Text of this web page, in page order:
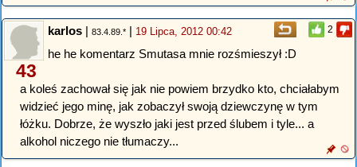
2
43
karlos | 83.4.89.* | 19 Lipca, 2012 00:42
he he komentarz Smutasa mnie rozśmieszył :D
a koleś zachował się jak nie powiem brzydko kto, chciałabym
widzieć jego minę, jak zobaczył swoją dziewczynę w tym
łóżku. Dobrze, że wyszło jaki jest przed ślubem i tyle... a
alkohol niczego nie tłumaczy...